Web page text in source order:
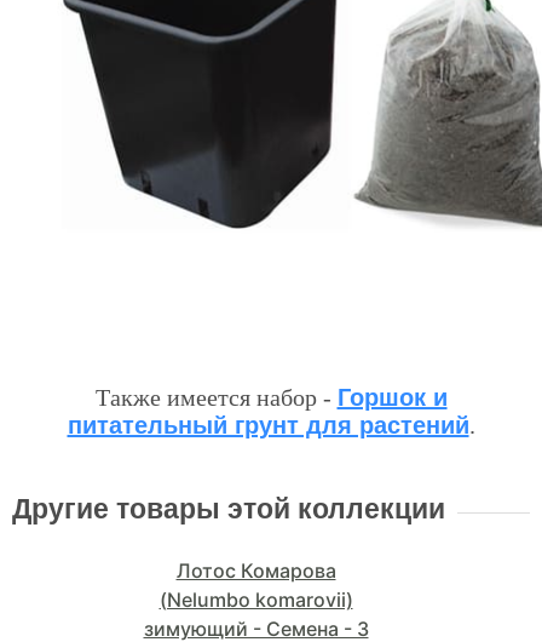
Также имеется набор - Горшок и
питательный грунт для растений.
Другие товары этой коллекции
Лотос Комарова
(Nelumbo komarovii)
зимующий - Семена - 3